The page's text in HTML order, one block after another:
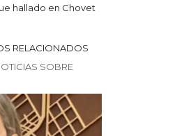
hallado en Chovet
RELACIONADOS
SOBRE